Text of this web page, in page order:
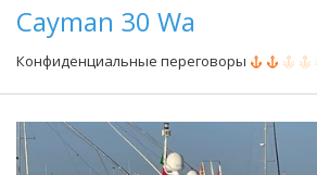
Cayman 30 Wa
Конфиденциальные переговоры